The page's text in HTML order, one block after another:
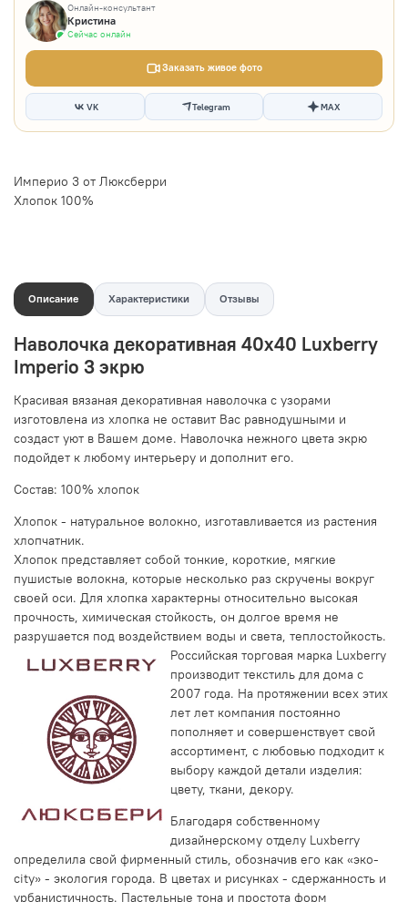
Онлайн-консультант
Кристина
Сейчас онлайн
Заказать живое фото
VK Telegram MAX
Империо 3 от Люксберри
Хлопок 100%
Описание Характеристики Отзывы
Наволочка декоративная 40х40 Luxberry
Imperio 3 экрю
Красивая вязаная декоративная наволочка с узорами
изготовлена из хлопка не оставит Вас равнодушными и
создаст уют в Вашем доме. Наволочка нежного цвета экрю
подойдет к любому интерьеру и дополнит его.
Состав: 100% хлопок
Хлопок - натуральное волокно, изготавливается из растения
хлопчатник.
Хлопок представляет собой тонкие, короткие, мягкие
пушистые волокна, которые несколько раз скручены вокруг
своей оси. Для хлопка характерны относительно высокая
прочность, химическая стойкость, он долгое время не
разрушается под воздействием воды и света, теплостойкость.
Российская торговая марка Luxberry
производит текстиль для дома с
2007 года. На протяжении всех этих
лет лет компания постоянно
пополняет и совершенствует свой
ассортимент, с любовью подходит к
выбору каждой детали изделия:
цвету, ткани, декору.
Благодаря собственному
дизайнерскому отделу Luxberry
определила свой фирменный стиль, обозначив его как «эко-
city» - экология города. В цветах и рисунках - сдержанность и
урбанистичность. Пастельные тона и простота форм